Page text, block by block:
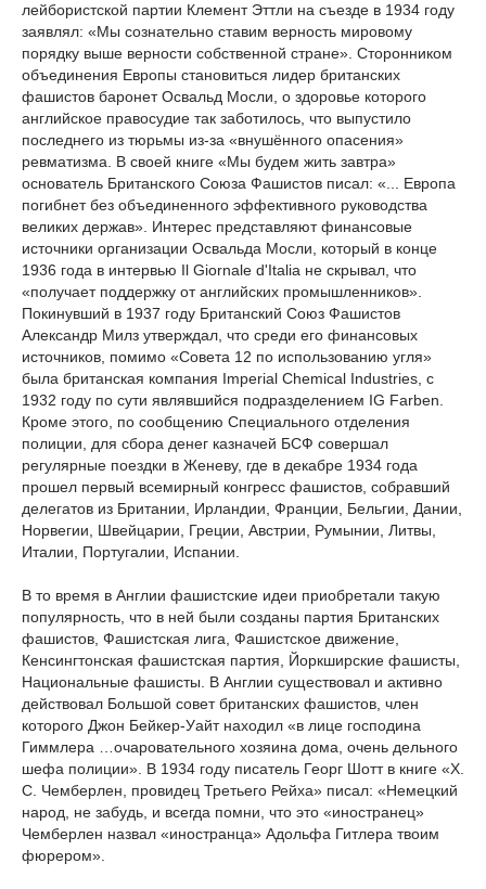
лейбористской партии Клемент Эттли на съезде в 1934 году
заявлял: «Мы сознательно ставим верность мировому
порядку выше верности собственной стране». Сторонником
объединения Европы становиться лидер британских
фашистов баронет Освальд Мосли, о здоровье которого
английское правосудие так заботилось, что выпустило
последнего из тюрьмы из-за «внушённого опасения»
ревматизма. В своей книге «Мы будем жить завтра»
основатель Британского Союза Фашистов писал: «... Европа
погибнет без объединенного эффективного руководства
великих держав». Интерес представляют финансовые
источники организации Освальда Мосли, который в конце
1936 года в интервью Il Giornale d'Italia не скрывал, что
«получает поддержку от английских промышленников».
Покинувший в 1937 году Британский Союз Фашистов
Александр Милз утверждал, что среди его финансовых
источников, помимо «Совета 12 по использованию угля»
была британская компания Imperial Chemical Industries, с
1932 году по сути являвшийся подразделением IG Farben.
Кроме этого, по сообщению Специального отделения
полиции, для сбора денег казначей БСФ совершал
регулярные поездки в Женеву, где в декабре 1934 года
прошел первый всемирный конгресс фашистов, собравший
делегатов из Британии, Ирландии, Франции, Бельгии, Дании,
Норвегии, Швейцарии, Греции, Австрии, Румынии, Литвы,
Италии, Португалии, Испании.
В то время в Англии фашистские идеи приобретали такую
популярность, что в ней были созданы партия Британских
фашистов, Фашистская лига, Фашистское движение,
Кенсингтонская фашистская партия, Йоркширские фашисты,
Национальные фашисты. В Англии существовал и активно
действовал Большой совет британских фашистов, член
которого Джон Бейкер-Уайт находил «в лице господина
Гиммлера …очаровательного хозяина дома, очень дельного
шефа полиции». В 1934 году писатель Георг Шотт в книге «X.
С. Чемберлен, провидец Третьего Рейха» писал: «Немецкий
народ, не забудь, и всегда помни, что это «иностранец»
Чемберлен назвал «иностранца» Адольфа Гитлера твоим
фюрером».